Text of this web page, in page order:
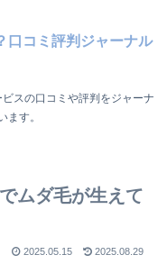
口コミ評判ジャーナル
スの口コミや評判をジャーナ
ます。
ムダ毛が生えて
2025.05.15 2025.08.29